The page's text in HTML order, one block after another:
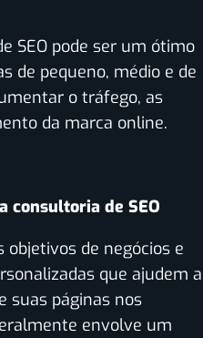
SEO pode ser um ótimo
de pequeno, médio e de
o tráfego, as
da marca online.
consultoria de SEO
objetivos de negócios e
que ajudem a
suas páginas nos
envolve um